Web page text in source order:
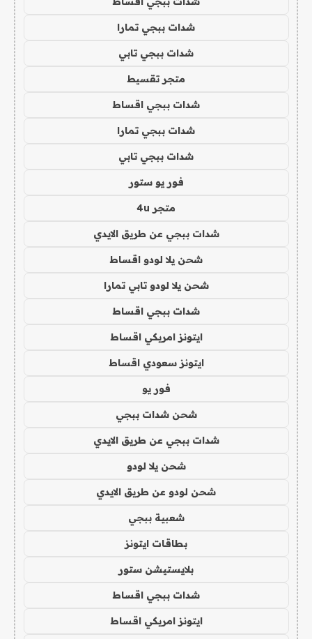
شدات ببجي تمارا
شدات ببجي تابي
متجر تقسيط
شدات ببجي اقساط
شدات ببجي تمارا
شدات ببجي تابي
فور يو ستور
متجر 4u
شدات ببجي عن طريق الايدي
شحن يلا لودو اقساط
شحن يلا لودو تابي تمارا
شدات ببجي اقساط
ايتونز امريكي اقساط
ايتونز سعودي اقساط
فور يو
شحن شدات ببجي
شدات ببجي عن طريق الايدي
شحن يلا لودو
شحن لودو عن طريق الايدي
شعبية ببجي
بطاقات ايتونز
بلايستيشن ستور
شدات ببجي اقساط
ايتونز امريكي اقساط